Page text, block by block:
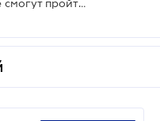
90% ввезенных б/у иномарок не смогут пройти техосмотр